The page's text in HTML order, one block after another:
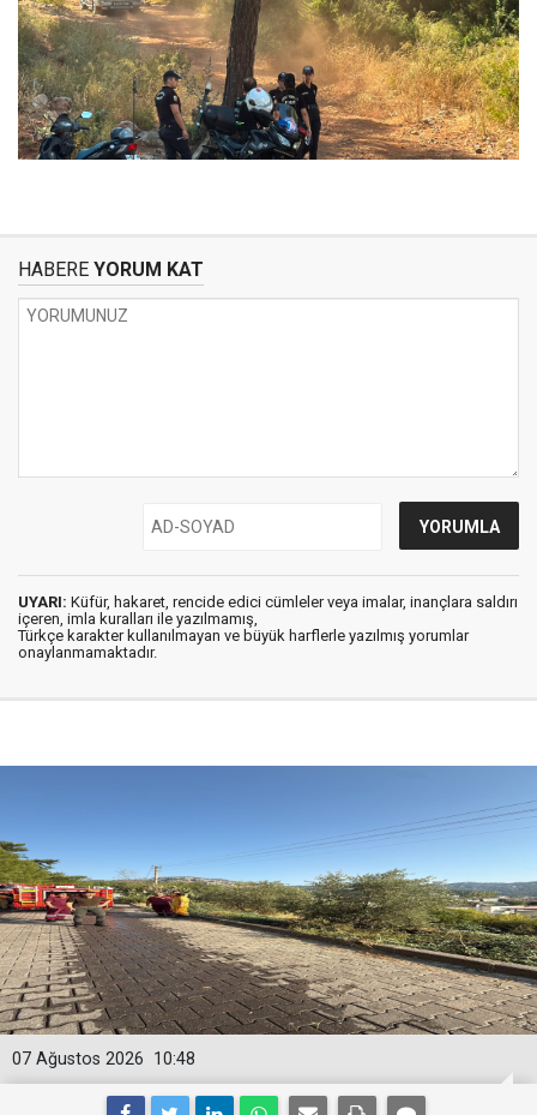
HABERE YORUM KAT
UYARI: Küfür, hakaret, rencide edici cümleler veya imalar, inançlara saldırı
içeren, imla kuralları ile yazılmamış,
Türkçe karakter kullanılmayan ve büyük harflerle yazılmış yorumlar
onaylanmamaktadır.
10:48
07 Ağustos 2026